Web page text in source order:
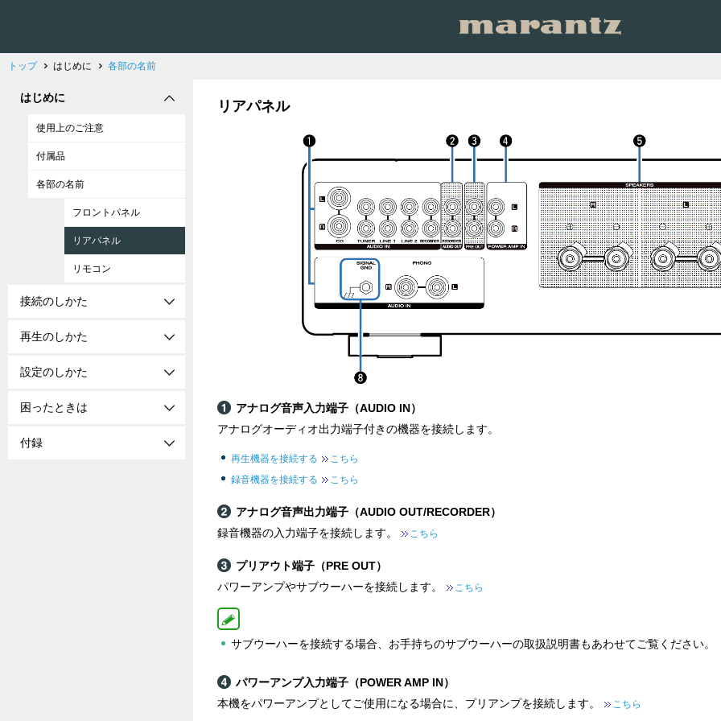
トップ はじめに 各部の名前
はじめに
使用上のご注意
付属品
各部の名前
フロントパネル
リアパネル
リモコン
接続のしかた
再生のしかた
設定のしかた
困ったときは
付録
リアパネル
アナログ音声入力端子（AUDIO IN）
アナログオーディオ出力端子付きの機器を接続します。
再生機器を接続する
こちら
録音機器を接続する
こちら
アナログ音声出力端子（AUDIO OUT/RECORDER）
録音機器の入力端子を接続します。
こちら
プリアウト端子（PRE OUT）
パワーアンプやサブウーハーを接続します。
こちら
サブウーハーを接続する場合、お手持ちのサブウーハーの取扱説明書もあわせてご覧ください。
パワーアンプ入力端子（POWER AMP IN）
本機をパワーアンプとしてご使用になる場合に、プリアンプを接続します。
こちら